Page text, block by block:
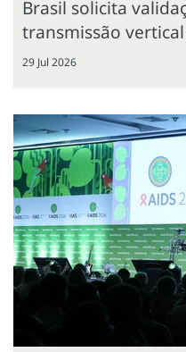
Brasil solicita
transmissão
29 Jul 2026